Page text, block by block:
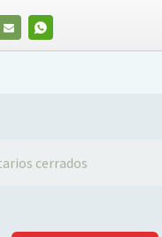
E-
WHATSAPP
cerrados